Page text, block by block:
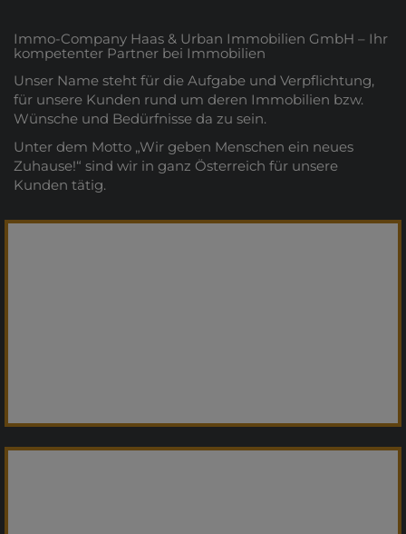
Immo-Company Haas & Urban Immobilien GmbH – Ihr
kompetenter Partner bei Immobilien
Unser Name steht für die Aufgabe und Verpflichtung,
für unsere Kunden rund um deren Immobilien bzw.
Wünsche und Bedürfnisse da zu sein.
Unter dem Motto „Wir geben Menschen ein neues
Zuhause!“ sind wir in ganz Österreich für unsere
Kunden tätig.